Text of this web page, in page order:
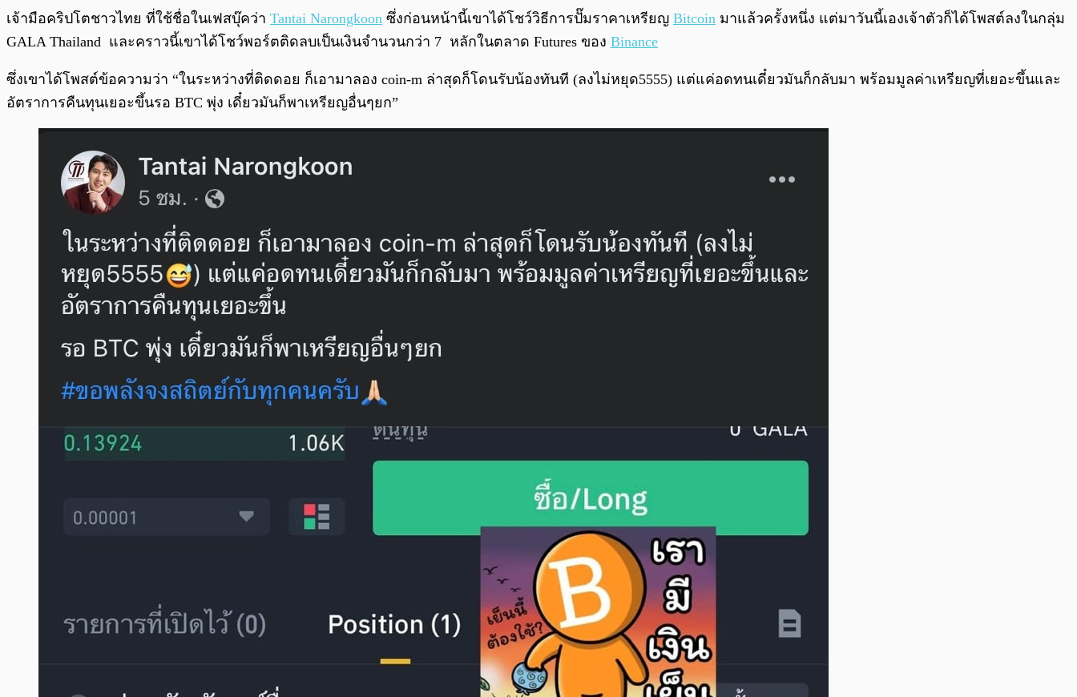
พร้อมเล่น 0:00 0:00
เจ้ามือคริปโตชาวไทย ที่ใช้ชื่อในเฟสบุ๊คว่า Tantai Narongkoon ซึ่งก่อนหน้านี้เขาได้โชว์วิธีการปั๊มราคาเหรียญ Bitcoin มาแล้วครั้งหนึ่ง แต่มาวันนี้เองเจ้าตัวก็ได้โพสต์ลงในกลุ่ม
GALA Thailand และคราวนี้เขาได้โชว์พอร์ตติดลบเป็นเงินจำนวนกว่า 7 หลักในตลาด Futures ของ Binance
ซึ่งเขาได้โพสต์ข้อความว่า “ในระหว่างที่ติดดอย ก็เอามาลอง coin-m ล่าสุดก็โดนรับน้องทันที (ลงไม่หยุด5555) แต่แค่อดทนเดี๋ยวมันก็กลับมา พร้อมมูลค่าเหรียญที่เยอะขึ้นและ
อัตราการคืนทุนเยอะขึ้นรอ BTC พุ่ง เดี๋ยวมันก็พาเหรียญอื่นๆยก”